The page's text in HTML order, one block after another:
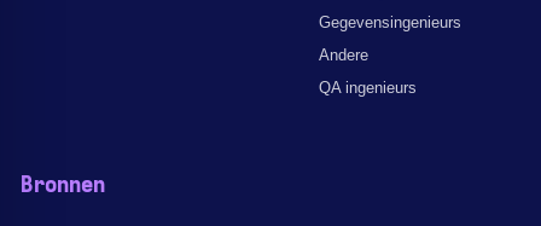
Gegevensingenieurs
Andere
QA ingenieurs
Bronnen